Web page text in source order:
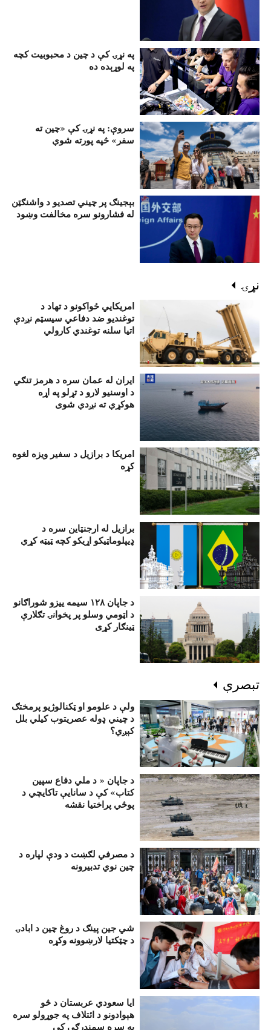
په نړۍ کې د چين د محبوبیت کچه
په لوړېده ده
سروې: په نړۍ کې «چين ته
سفر» څپه پورته شوې
بېجينګ پر چيني تصديو د واشنګټن
له فشارونو سره مخالفت وښود
نړۍ
امریکايي ځواکونو د تهاد د
توغندیو ضد دفاعي سيسټم نږدې
اتيا سلنه توغندي کارولي
ایران له عمان سره د هرمز تنګي
د اوسنیو لارو د تړلو په اړه
هوکړې ته نږدې شوی
امریکا د برازیل د سفیر ویزه لغوه
کړه
برازیل له ارجنټاین سره د
ډیپلوماټیکو اړیکو کچه ټیټه کړې
د جاپان ۱۲۸ سيمه ييزو شوراګانو
د اټومي وسلو پر پخوانۍ تګلارې
ټينګار کړی
تبصرې
ولې د علومو او ټکنالوژيو پرمختګ
د چيني ډوله عصريتوب کيلي بلل
کېږي؟
د جاپان « د ملي دفاع سپين
کتاب» کې د سانايې تاکایچي د
پوځي پراختيا نقشه
د مصرفي لګښت د ودې لپاره د
چين نوي تدبیرونه
شي جين پينګ د روغ چين د ابادۍ
د چټکتيا لارښوونه وکړه
ایا سعودي عربستان د څو
هېوادونو د ائتلاف په جوړولو سره
په سره سمندرګي کې